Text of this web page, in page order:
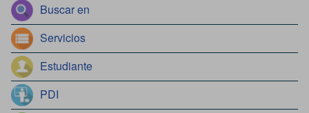
Buscar en
Servicios
Estudiante
PDI